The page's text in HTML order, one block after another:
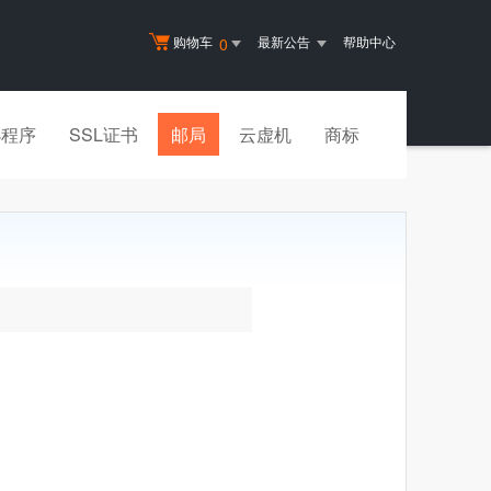
购物车 0 最新公告 帮助中心
序 SSL证书 邮局 云虚机 商标